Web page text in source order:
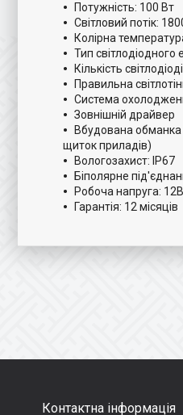
Потужність: 100 Вт
Світловий потік:
Колірна
Тип
Кількість
Правильна
Система
Зовнішній драйвер
Вбудована обманка
щиток приладів)
Вологозахист: IP67
Біполярне
Робоча напруга:
Гарантія: 12 місяців